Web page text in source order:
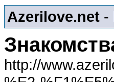
Azerilove.net -
http://